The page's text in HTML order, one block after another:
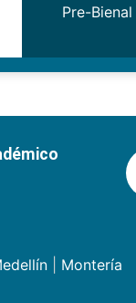
Pre-Bienal
| Montería